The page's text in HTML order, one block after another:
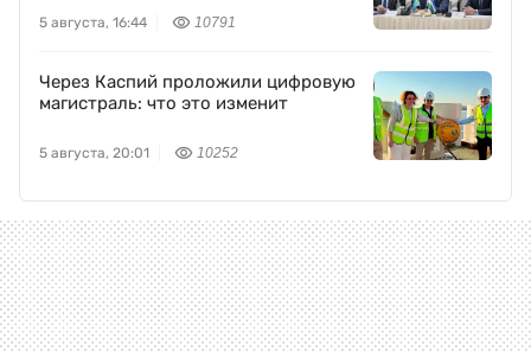
5 августа, 16:44 10791
Через Каспий проложили цифровую
магистраль: что это изменит
5 августа, 20:01 10252